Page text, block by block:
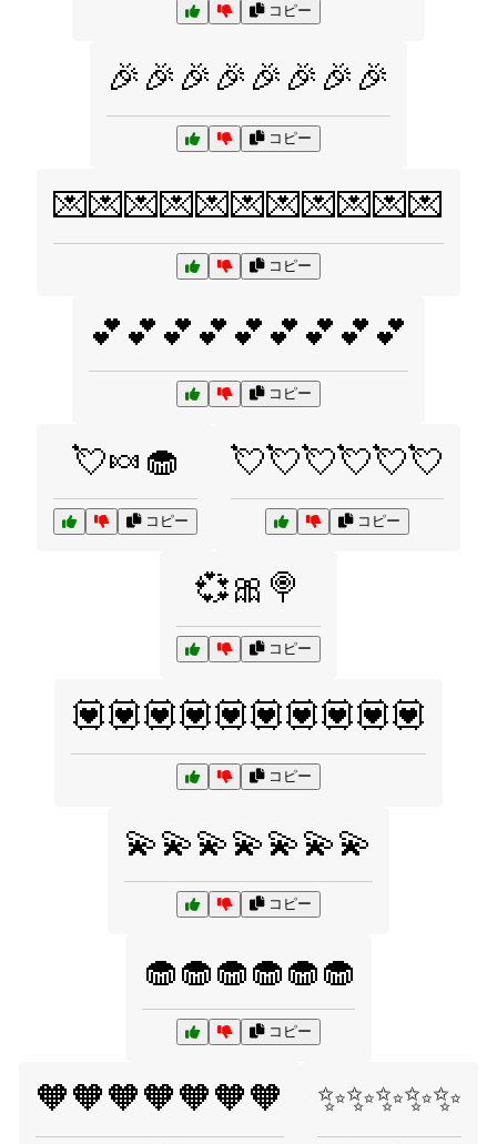
コピー
🎉🎉🎉🎉🎉🎉🎉🎉
コピー
💌💌💌💌💌💌💌💌💌💌💌
コピー
💕💕💕💕💕💕💕💕💕
コピー
💘🍬🧁
コピー
💘💘💘💘💘💘
コピー
💞🎀🍭
コピー
💟💟💟💟💟💟💟💟💟💟
コピー
💫💫💫💫💫💫💫
コピー
🧁🧁🧁🧁🧁🧁
コピー
🧡🧡🧡🧡🧡🧡🧡 ✨✨✨✨✨